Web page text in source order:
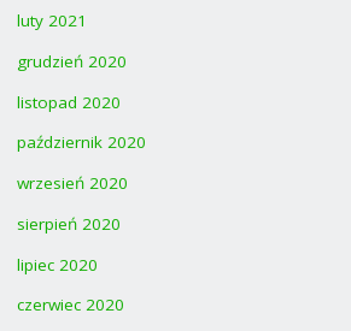
luty 2021
grudzień 2020
listopad 2020
październik 2020
wrzesień 2020
sierpień 2020
lipiec 2020
czerwiec 2020